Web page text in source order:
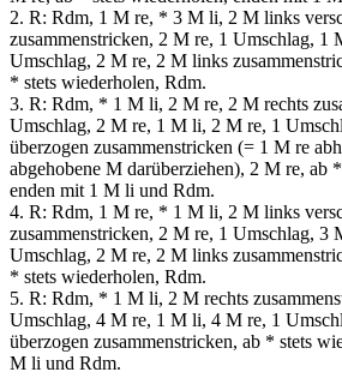
2. R: Rdm, 1 M re, * 3 M li, 2 M links
zusammenstricken, 2 M re, 1 Umschlag,
Umschlag, 2 M re, 2 M links
* stets wiederholen, Rdm.
3. R: Rdm, * 1 M li, 2 M re, 2 M rechts
Umschlag, 2 M re, 1 M li, 2 M re, 1
überzogen zusammenstricken (= 1 M re
abgehobene M darüberziehen), 2 M re, ab
enden mit 1 M li und Rdm.
4. R: Rdm, 1 M re, * 1 M li, 2 M links
zusammenstricken, 2 M re, 1 Umschlag,
Umschlag, 2 M re, 2 M links
* stets wiederholen, Rdm.
5. R: Rdm, * 1 M li, 2 M rechts
Umschlag, 4 M re, 1 M li, 4 M re, 1
überzogen zusammenstricken, ab * stets
M li und Rdm.